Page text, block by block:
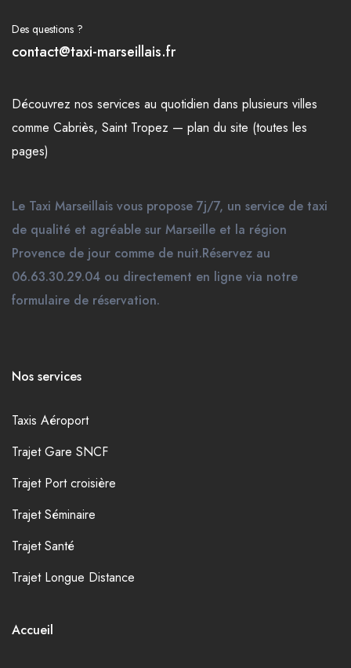
Des questions ?
contact@taxi-marseillais.fr
Découvrez nos services au quotidien dans plusieurs villes
comme Cabriès, Saint Tropez — plan du site (toutes les
pages)
Le Taxi Marseillais vous propose 7j/7, un service de taxi
de qualité et agréable sur Marseille et la région
Provence de jour comme de nuit.Réservez au
06.63.30.29.04 ou directement en ligne via notre
formulaire de réservation.
Nos services
Taxis Aéroport
Trajet Gare SNCF
Trajet Port croisière
Trajet Séminaire
Trajet Santé
Trajet Longue Distance
Accueil